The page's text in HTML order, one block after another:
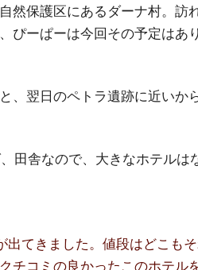
然保護区にあるダーナ村。訪
ぴーぱーは今回その予定はあ
、翌日のペトラ遺跡に近いか
田舎なので、大きなホテルは
出てきました。値段はどこも
チコミの良かったこのホテル